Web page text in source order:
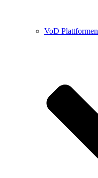
VoD Plattformen